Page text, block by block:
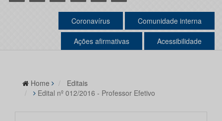
Coronavírus Comunidade interna
Ações afirmativas Acessibilidade
Home
Editais
Edital nº 012/2016 - Professor Efetivo